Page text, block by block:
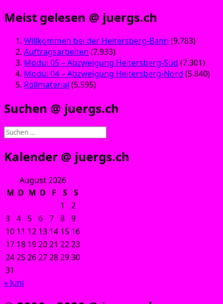
Meist gelesen @ juergs.ch
Willkommen bei der Heitersberg-Bahn (9.783)
Auftragsarbeiten (7.933)
Modul 05 – Abzweigung Heitersberg-Süd (7.301)
Modul 04 – Abzweigung Heitersberg-Nord (5.840)
Rollmaterial (5.595)
Suchen @ juergs.ch
Suchen
Kalender @ juergs.ch
August 2026
M D M D F S
S
1
2
3 4 5 6 7 8 9
10 11 12 13 14 15 16
17 18 192021 2223
24252627282930
31
« Juni